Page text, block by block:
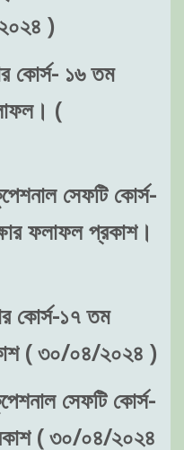
)
কোর্স- ১৬ তম
(
সেফটি কোর্স-
ফলাফল প্রকাশ।
কোর্স-১৭ তম
( ৩০/০৪/২০২৪ )
সেফটি কোর্স-
( ৩০/০৪/২০২৪